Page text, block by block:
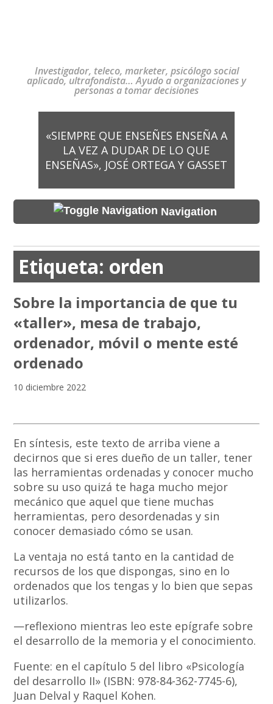
Investigador, teleco, marketer, psicólogo social
aplicado, ultrafondista… Ayudo a organizaciones y
personas a tomar decisiones
«SIEMPRE QUE ENSEÑES ENSEÑA A
LA VEZ A DUDAR DE LO QUE
ENSEÑAS», JOSÉ ORTEGA Y GASSET
Navigation
Etiqueta: orden
Sobre la importancia de que tu
«taller», mesa de trabajo,
ordenador, móvil o mente esté
ordenado
10 diciembre 2022
En síntesis, este texto de arriba viene a
decirnos que si eres dueño de un taller, tener
las herramientas ordenadas y conocer mucho
sobre su uso quizá te haga mucho mejor
mecánico que aquel que tiene muchas
herramientas, pero desordenadas y sin
conocer demasiado cómo se usan.
La ventaja no está tanto en la cantidad de
recursos de los que dispongas, sino en lo
ordenados que los tengas y lo bien que sepas
utilizarlos.
—reflexiono mientras leo este epígrafe sobre
el desarrollo de la memoria y el conocimiento.
Fuente: en el capítulo 5 del libro «Psicología
del desarrollo II» (ISBN: 978-84-362-7745-6),
Juan Delval y Raquel Kohen.